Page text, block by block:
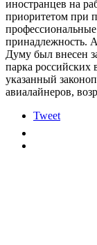
иностранцев на
приоритетом при
профессиональные
принадлежность.
Думу был внесен
парка
указанный
авиалайнеров,
Tweet